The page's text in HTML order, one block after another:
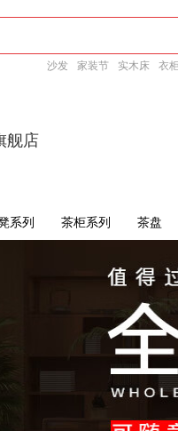
沙发 家装节 实木床 衣
舰店
系列 茶柜系列 茶盘